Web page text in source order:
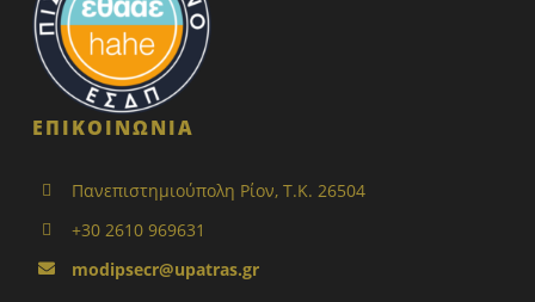
ΕΠΙΚΟΙΝΩΝΙΑ
Πανεπιστημιούπολη Ρίον, Τ.Κ. 26504
+30 2610 969631
modipsecr@upatras.gr